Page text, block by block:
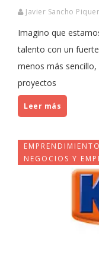
Javier Sancho
Imagino que
talento con un
menos más
proyectos
Leer más
NEGOCIOS Y